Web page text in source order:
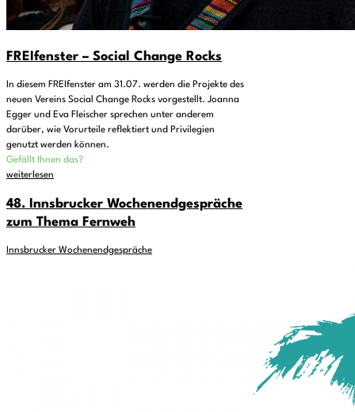
FREIfenster – Social Change Rocks
In diesem FREIfenster am 31.07. werden die Projekte des
neuen Vereins Social Change Rocks vorgestellt. Joanna
Egger und Eva Fleischer sprechen unter anderem
darüber, wie Vorurteile reflektiert und Privilegien
genutzt werden können.
Gefällt Ihnen das?
weiterlesen
48. Innsbrucker Wochenendgespräche
zum Thema Fernweh
Innsbrucker Wochenendgespräche